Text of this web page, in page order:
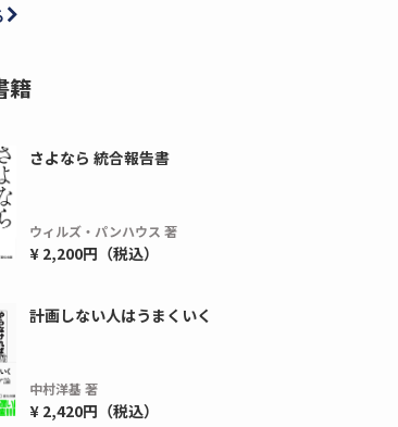
上の配布実績！】デジタ
した販促キャンペーンを...
ンロードする
籍
さよなら 統合報告書
ウィルズ・パンハウス 著
¥ 2,200円（税込）
計画しない人はうまくいく
中村洋基 著
¥ 2,420円（税込）